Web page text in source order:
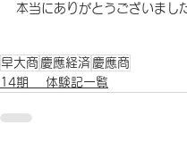
本当にありがとうございまし
早大商 慶應経済 慶應商
14期 体験記一覧